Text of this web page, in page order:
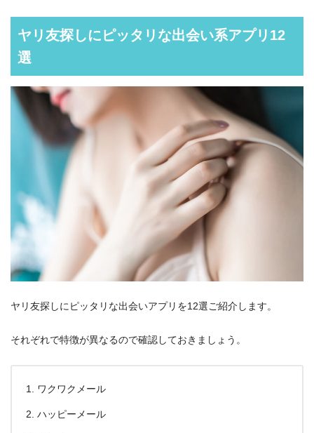
ヤリ友探しにピッタリな出会い系アプリ12
選
ヤリ友探しにピッタリな出会いアプリを12選ご紹介します。
それぞれで特徴が異なるので確認しておきましょう。
ワクワクメール
ハッピーメール